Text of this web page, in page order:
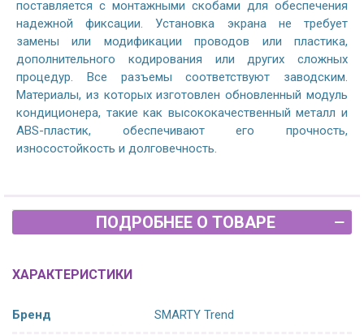
поставляется с монтажными скобами для обеспечения
надежной фиксации. Установка экрана не требует
замены или модификации проводов или пластика,
дополнительного кодирования или других сложных
процедур. Все разъемы соответствуют заводским.
Материалы, из которых изготовлен обновленный модуль
кондиционера, такие как высококачественный металл и
ABS-пластик, обеспечивают его прочность,
износостойкость и долговечность.
ПОДРОБНЕЕ О ТОВАРЕ
ХАРАКТЕРИСТИКИ
Бренд SMARTY Trend